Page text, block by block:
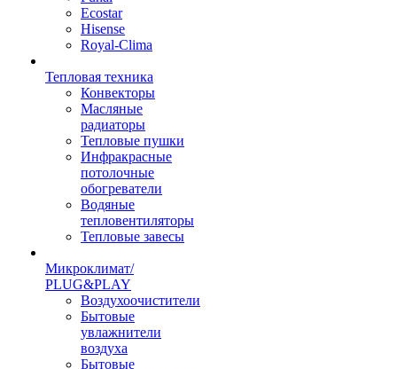
Ecostar
Hisense
Royal-Clima
Тепловая техника
Конвекторы
Масляные
радиаторы
Тепловые пушки
Инфракрасные
потолочные
обогреватели
Водяные
тепловентиляторы
Тепловые завесы
Микроклимат/
PLUG&PLAY
Воздухоочистители
Бытовые
увлажнители
воздуха
Бытовые